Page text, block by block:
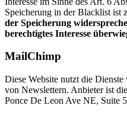
Speicherung in der Blacklist ist
der Speicherung
berechtigtes Interesse
MailChimp
Diese Website nutzt die
von Newslettern. Anbieter ist
Ponce De Leon Ave NE, Suite